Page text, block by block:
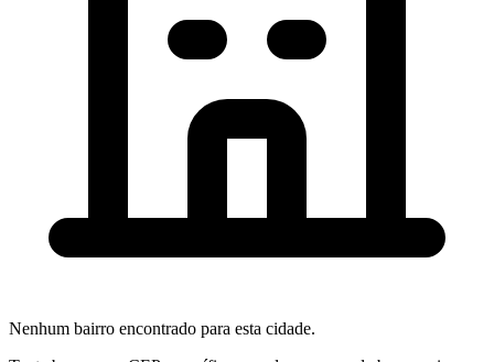
Nenhum bairro encontrado para esta cidade.